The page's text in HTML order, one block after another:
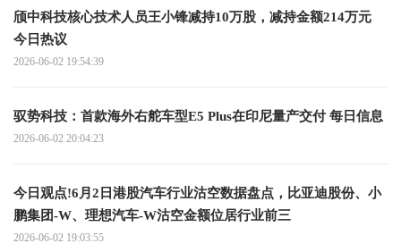
颀中科技核心技术人员王小锋减持10万股，减持金额214万元
今日热议
2026-06-02 19:54:39
驭势科技：首款海外右舵车型E5 Plus在印尼量产交付 每日信息
2026-06-02 20:04:23
今日观点!6月2日港股汽车行业沽空数据盘点，比亚迪股份、小
鹏集团-W、理想汽车-W沽空金额位居行业前三
2026-06-02 19:03:55